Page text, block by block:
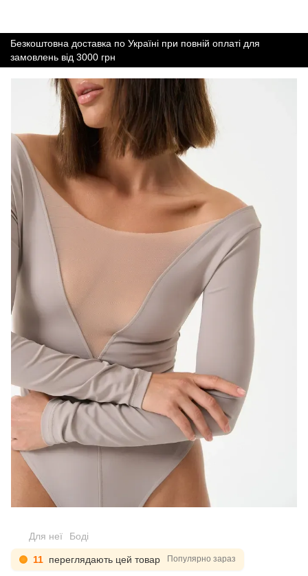
Безкоштовна доставка по Україні при повній оплаті для
замовлень від 3000 грн
Для неї Боді
10 переглядають цей товар Популярно зараз